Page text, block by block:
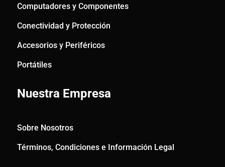
Computadores y Componentes
Conectividad y Protección
Accesorios y Periféricos
Portátiles
Nuestra Empresa
Sobre Nosotros
Términos, Condiciones e Información Legal